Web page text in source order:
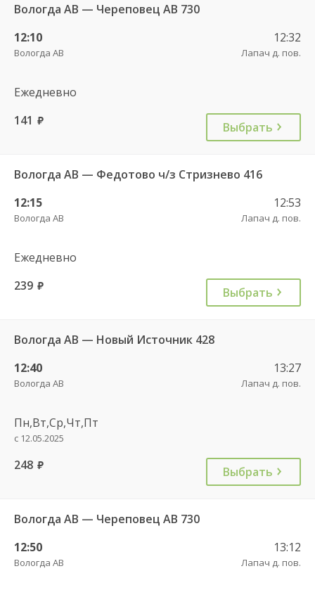
Вологда АВ — Череповец АВ 730
12:10
Вологда АВ
12:32
Лапач д. пов.
Ежедневно
141 руб. Выбрать
Вологда АВ — Федотово ч/з Стризнево 416
12:15
Вологда АВ
12:53
Лапач д. пов.
Ежедневно
239 руб. Выбрать
Вологда АВ — Новый Источник 428
12:40
Вологда АВ
13:27
Лапач д. пов.
Пн,Вт,Ср,Чт,Пт
с 12.05.2025
248 руб. Выбрать
Вологда АВ — Череповец АВ 730
12:50
Вологда АВ
13:12
Лапач д. пов.